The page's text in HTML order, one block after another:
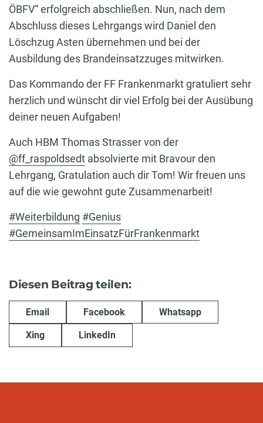
ÖBFV“ erfolgreich abschließen. Nun, nach dem
Abschluss dieses Lehrgangs wird Daniel den
Löschzug Asten übernehmen und bei der
Ausbildung des Brandeinsatzzuges mitwirken.
Das Kommando der FF Frankenmarkt gratuliert sehr
herzlich und wünscht dir viel Erfolg bei der Ausübung
deiner neuen Aufgaben!
Auch HBM Thomas Strasser von der
@ff_raspoldsedt absolvierte mit Bravour den
Lehrgang, Gratulation auch dir Tom! Wir freuen uns
auf die wie gewohnt gute Zusammenarbeit!
#Weiterbildung #Genius
#GemeinsamImEinsatzFürFrankenmarkt
Diesen Beitrag teilen:
Email Facebook Whatsapp
Xing LinkedIn